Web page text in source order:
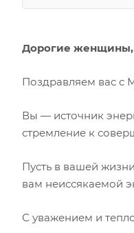
Дорогие
Поздравляем вас с
Вы — источник
стремление к
Пусть в вашей
вам неиссякаемой
С уважением и